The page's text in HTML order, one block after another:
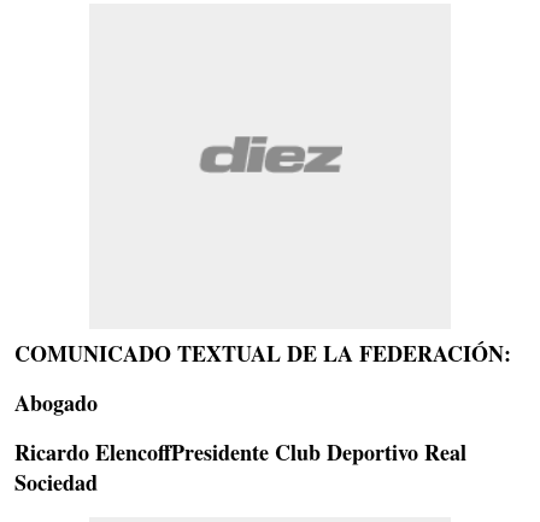
COMUNICADO TEXTUAL DE LA FEDERACIÓN:
Abogado
Ricardo ElencoffPresidente Club Deportivo Real
Sociedad